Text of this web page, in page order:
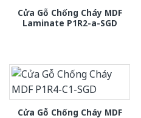
Cửa Gỗ Chống Cháy MDF
Laminate P1R2-a-SGD
Cửa Gỗ Chống Cháy MDF